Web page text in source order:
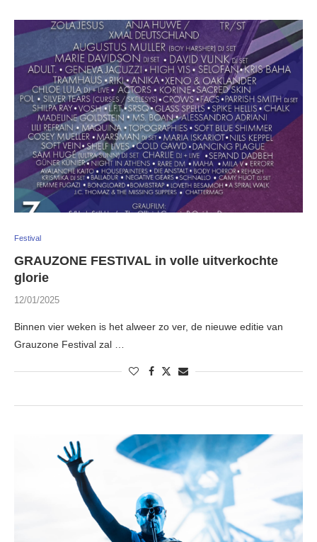
Festival
GRAUZONE FESTIVAL in volle uitverkochte
glorie
12/01/2025
Binnen vier weken is het alweer zo ver, de nieuwe editie van
Grauzone Festival zal …